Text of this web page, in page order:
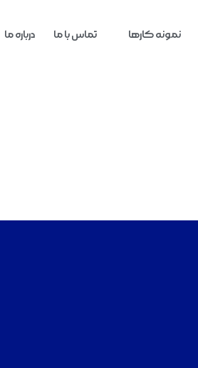
نمونه کارها تماس با ما درباره ما